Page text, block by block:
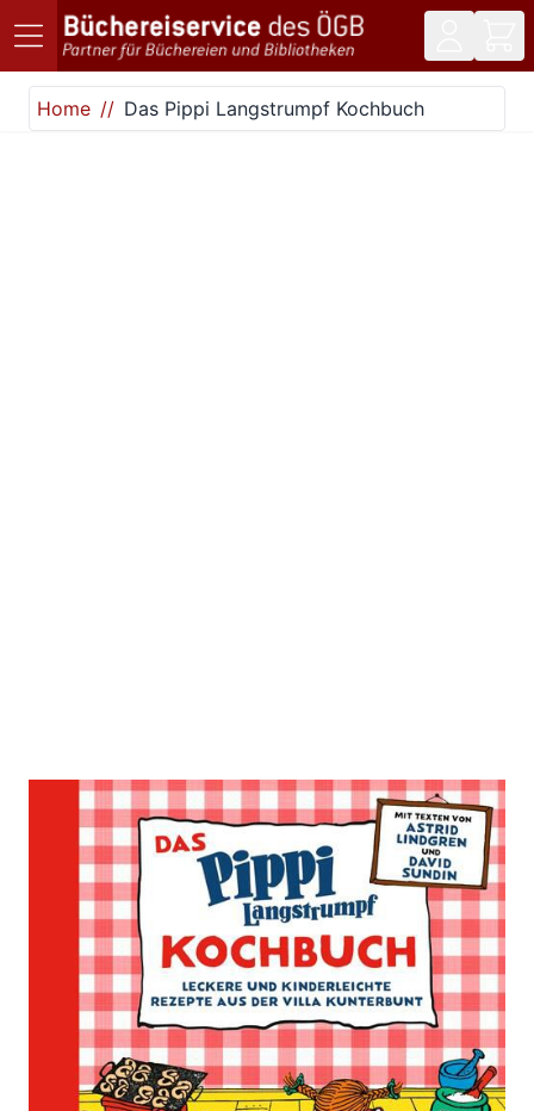
Direkt zum Inhalt
Home
Das Pippi Langstrumpf Kochbuch
Das Pippi Langstrumpf Kochbuch
Zur Wunschliste hinzufügen
Leckere und kinderleichte Rezepte aus der Villa
Kunterbunt
Astrid Lindgren,David Sundin,Johanna
Westman